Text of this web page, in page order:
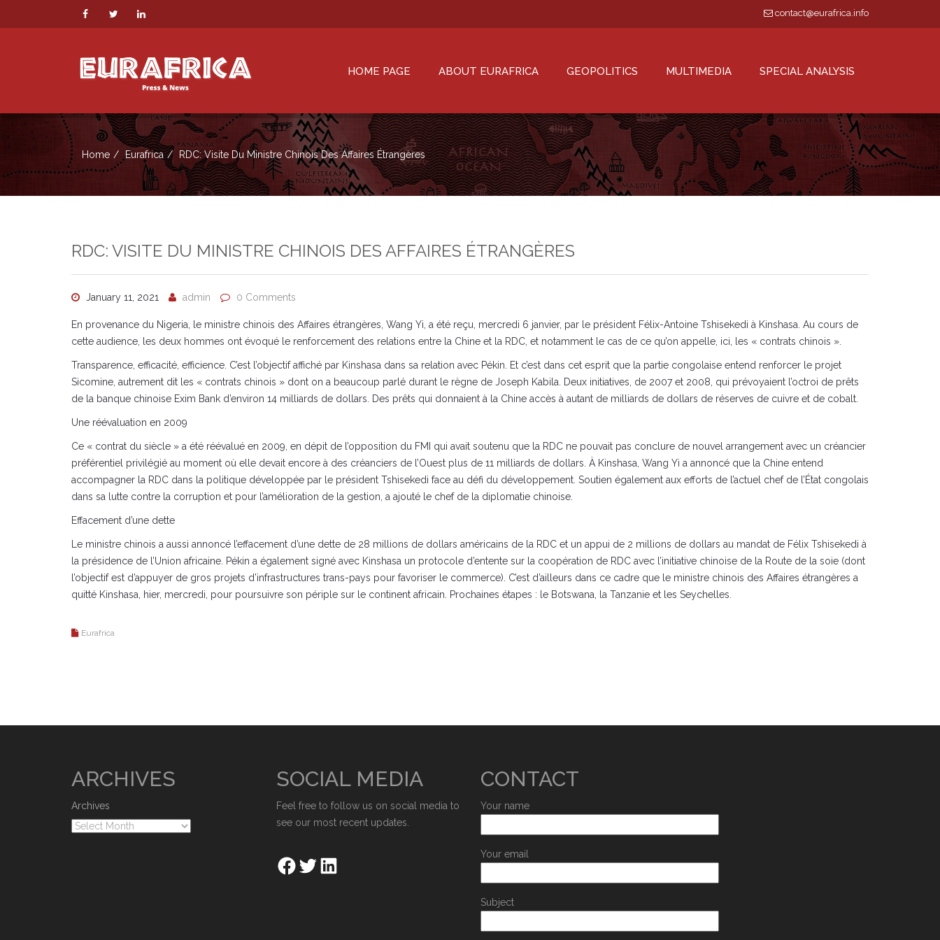
contact@eurafrica.info
HOME PAGE ABOUT EURAFRICA GEOPOLITICS MULTIMEDIA SPECIAL ANALYSIS
Home Eurafrica RDC: Visite Du Ministre Chinois Des Affaires Étrangères
RDC: VISITE DU MINISTRE CHINOIS DES AFFAIRES ÉTRANGÈRES
January 11, 2021 admin 0 Comments
En provenance du Nigeria, le ministre chinois des Affaires étrangères, Wang Yi, a été reçu, mercredi 6 janvier, par le président Félix-Antoine Tshisekedi à Kinshasa. Au cours de
cette audience, les deux hommes ont évoqué le renforcement des relations entre la Chine et la RDC, et notamment le cas de ce qu’on appelle, ici, les « contrats chinois ».
Transparence, efficacité, efficience. C’est l’objectif affiché par Kinshasa dans sa relation avec Pékin. Et c’est dans cet esprit que la partie congolaise entend renforcer le projet
Sicomine, autrement dit les « contrats chinois » dont on a beaucoup parlé durant le règne de Joseph Kabila. Deux initiatives, de 2007 et 2008, qui prévoyaient l’octroi de prêts
de la banque chinoise Exim Bank d’environ 14 milliards de dollars. Des prêts qui donnaient à la Chine accès à autant de milliards de dollars de réserves de cuivre et de cobalt.
Une réévaluation en 2009
Ce « contrat du siècle » a été réévalué en 2009, en dépit de l’opposition du FMI qui avait soutenu que la RDC ne pouvait pas conclure de nouvel arrangement avec un créancier
préférentiel privilégié au moment où elle devait encore à des créanciers de l’Ouest plus de 11 milliards de dollars. À Kinshasa, Wang Yi a annoncé que la Chine entend
accompagner la RDC dans la politique développée par le président Tshisekedi face au défi du développement. Soutien également aux efforts de l’actuel chef de l’État congolais
dans sa lutte contre la corruption et pour l’amélioration de la gestion, a ajouté le chef de la diplomatie chinoise.
Effacement d’une dette
Le ministre chinois a aussi annoncé l’effacement d’une dette de 28 millions de dollars américains de la RDC et un appui de 2 millions de dollars au mandat de Félix Tshisekedi à
la présidence de l’Union africaine. Pékin a également signé avec Kinshasa un protocole d’entente sur la coopération de RDC avec l’initiative chinoise de la Route de la soie (dont
l’objectif est d’appuyer de gros projets d’infrastructures trans-pays pour favoriser le commerce). C’est d’ailleurs dans ce cadre que le ministre chinois des Affaires étrangères a
quitté Kinshasa, hier, mercredi, pour poursuivre son périple sur le continent africain. Prochaines étapes : le Botswana, la Tanzanie et les Seychelles.
Eurafrica
ARCHIVES
Archives
SOCIAL MEDIA
Feel free to follow us on social media to
see our most recent updates.
CONTACT
Your name
Your email
Subject